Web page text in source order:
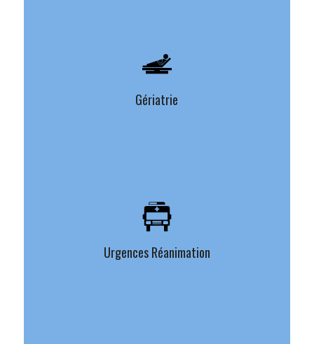
Gériatrie
Urgences Réanimation